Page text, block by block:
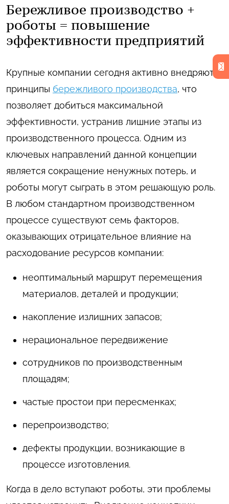
Бережливое производство +
роботы = повышение
эффективности предприятий
Крупные компании сегодня активно внедряют
принципы бережливого производства, что
позволяет добиться максимальной
эффективности, устранив лишние этапы из
производственного процесса. Одним из
ключевых направлений данной концепции
является сокращение ненужных потерь, и
роботы могут сыграть в этом решающую роль.
В любом стандартном производственном
процессе существуют семь факторов,
оказывающих отрицательное влияние на
расходование ресурсов компании:
неоптимальный маршрут перемещения
материалов, деталей и продукции;
накопление излишних запасов;
нерациональное передвижение
сотрудников по производственным
площадям;
частые простои при пересменках;
перепроизводство;
дефекты продукции, возникающие в
процессе изготовления.
Когда в дело вступают роботы, эти проблемы